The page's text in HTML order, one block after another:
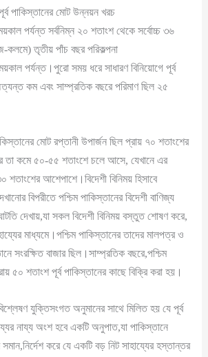
পাকিস্তানের মোট উন্নয়ন খরচ
পর্যন্ত সর্বনিম্ন ২০ শতাংশ থেকে সর্বোচ্চ ৩৬
কলমে) তৃতীয় পাঁচ বছর পরিকল্পনা
পর্যন্ত।পুরো সময় ধরে সাধারণ বিনিয়োগে পূর্ব
কম এবং সাম্প্রতিক বছরে পরিমাণ ছিল ২৫
মোট রপ্তানী উপার্জন ছিল প্রায় ৭০ শতাংশের
তা কমে ৫০-৫৫ শতাংশে চলে আসে, যেখানে এর
শতাংশের আশেপাশে।বিদেশী বিনিময় হিসাবে
বিপরীতে পশ্চিম পাকিস্তানের বিদেশী বাণিজ্য
দেখায়,যা সকল বিদেশী বিনিময় বস্তুত শোষণ করে,
মাধ্যমে।পশ্চিম পাকিস্তানের তাদের মালপত্র ও
সংরক্ষিত বাজার ছিল।সাম্প্রতিক বছরে,পশ্চিম
৫০ শতাংশ পূর্ব পাকিস্তানের কাছে বিক্রি করা হয়।
যুক্তিসংগত অনুমানের সাথে মিলিত হয় যে পূর্ব
নায্য অংশ হবে একটি অনুপাত,যা পাকিস্তানে
করে যে একটি বড় নিট সাহায্যের হস্তান্তর